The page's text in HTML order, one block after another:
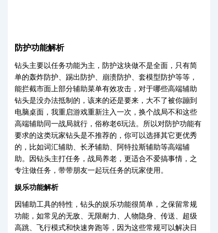
防护功能解析
钻头主要以任务功能为主，防护这块做不是全面，只有简
单的轰炸防护、踢出防护、崩溃防护、套模型防护等等，
能拦截市面上部分辅助菜单有效攻击，对于哪些高端辅助
钻头是没办法抵制的，该来的还是要来，大不了被你蹦到
电脑桌面，我重启游戏重新注入一次，换个战局不和这些
高端辅助同一战局就行，俗称老6玩法。所以对防护功能有
要求的这类玩家钻头是不推荐的，你可以选择其它更优秀
的，比如词汇辅助、长矛辅助、阿特拉斯辅助等高端辅
助。因钻头主打任务，战局养老，更适合不爱搞事情，之
专注做任务，带带朋友一起玩任务的玩家使用。
娱乐功能解析
因辅助工具的特性，钻头的娱乐功能很简单，之保留常规
功能，如常见的无敌、无限耐力、人物隐身、传送、超级
高跳、飞行模式和快速奔跑等，因为这些常规可以解决日